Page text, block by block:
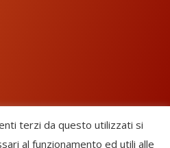
terzi da questo utilizzati si
al funzionamento ed utili alle